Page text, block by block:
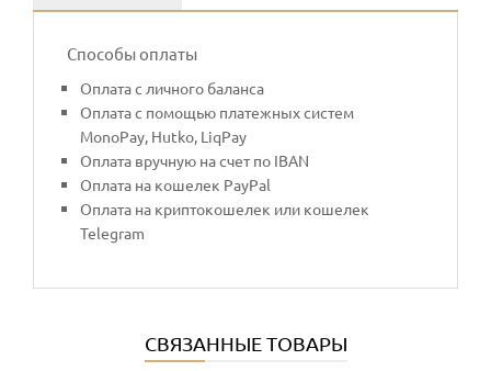
Способы оплаты
Оплата с личного баланса
Оплата с помощью платежных систем
MonoPay, Hutko, LiqPay
Оплата вручную на счет по IBAN
Оплата на кошелек PayPal
Оплата на криптокошелек или кошелек
Telegram
СВЯЗАННЫЕ ТОВАРЫ